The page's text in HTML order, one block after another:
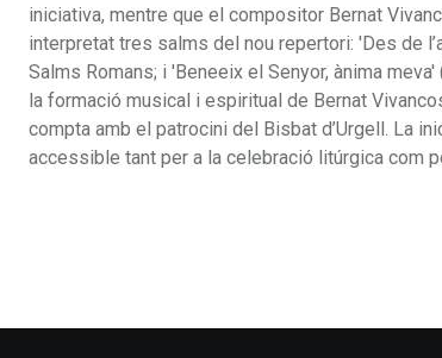
iniciativa, mentre que el compositor Bernat
interpretat tres salms del nou repertori: 'Des de
Salms Romans; i 'Beneeix el Senyor, ànima
la formació musical i espiritual de Bernat
compta amb el patrocini del Bisbat d’Urgell. La
accessible tant per a la celebració litúrgica com